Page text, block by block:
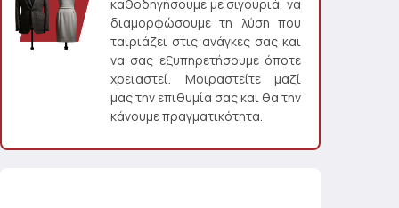
καθοδηγήσουμε με σιγουριά, να
διαμορφώσουμε τη λύση που
ταιριάζει στις ανάγκες σας και
να σας εξυπηρετήσουμε όποτε
χρειαστεί. Μοιραστείτε μαζί
μας την επιθυμία σας και θα την
κάνουμε πραγματικότητα.